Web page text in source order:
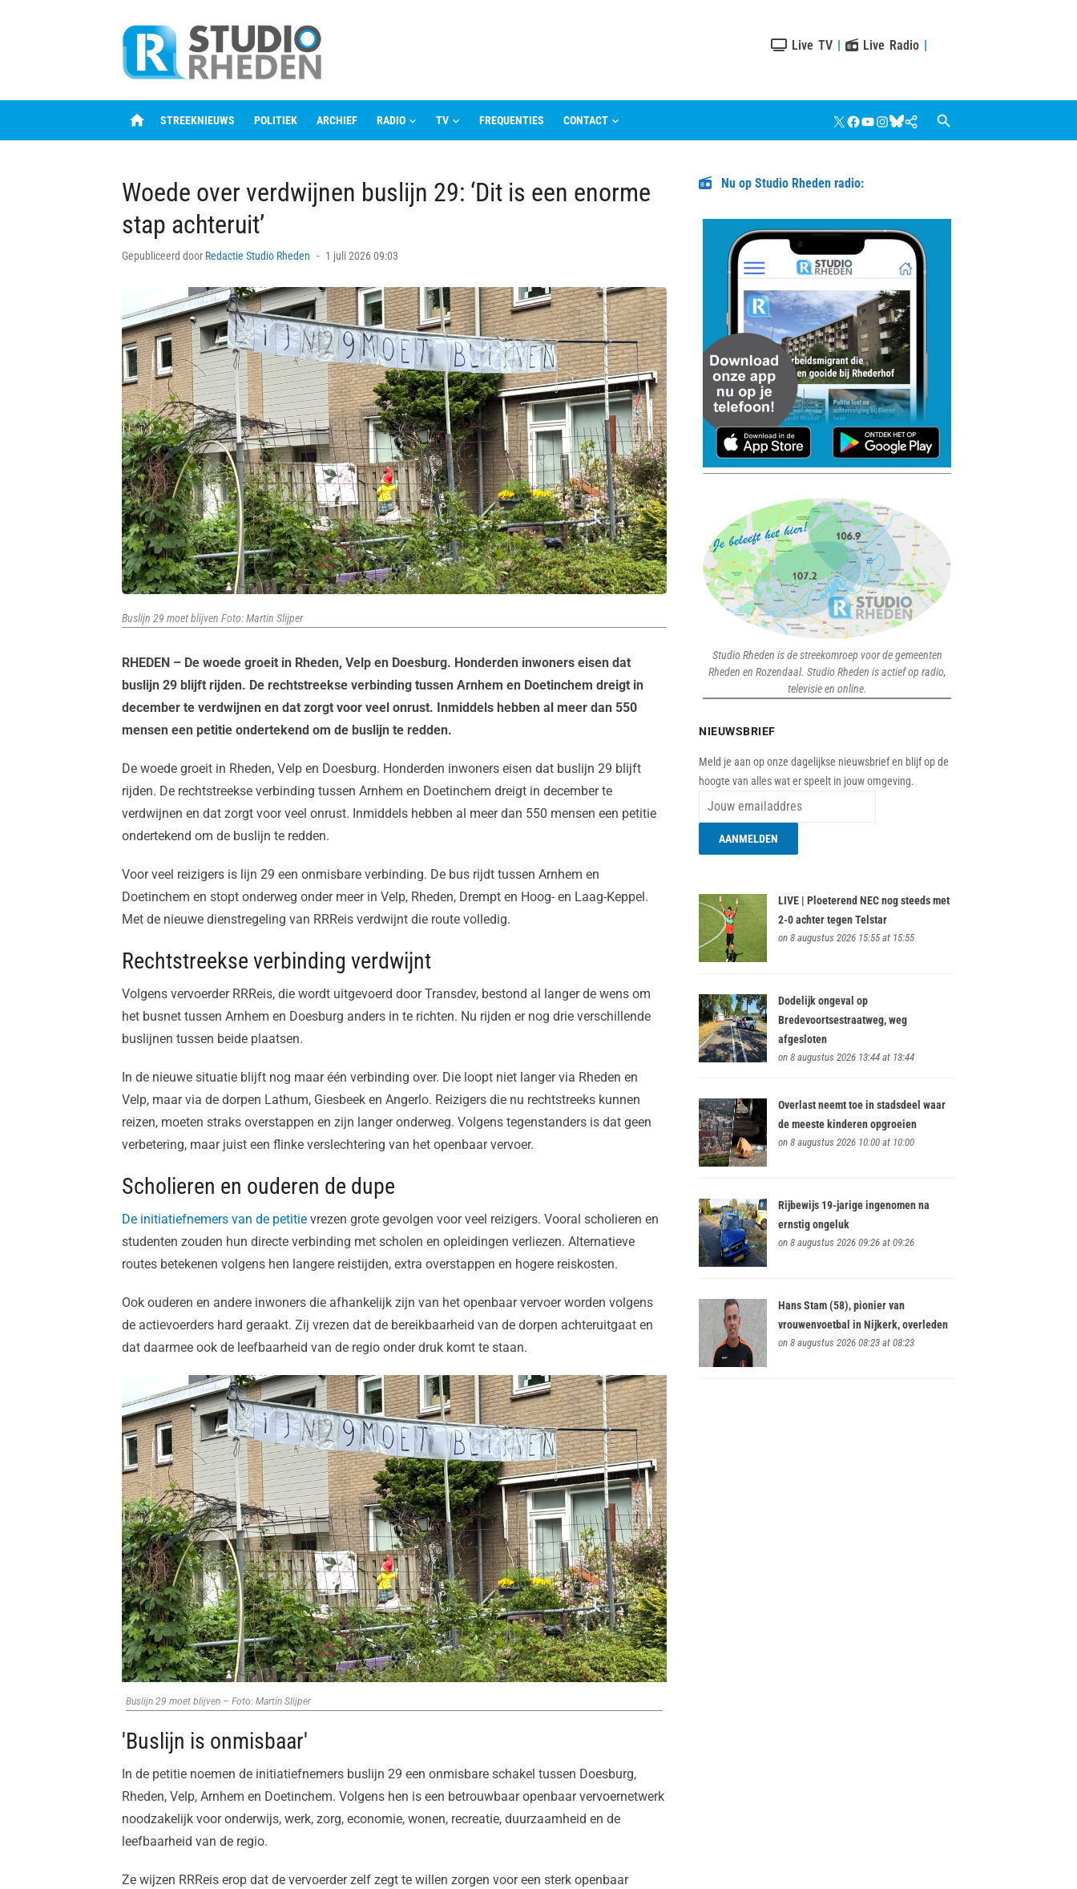
Live TV | Live Radio |
home STREEKNIEUWS POLITIEK ARCHIEF RADIO TV FREQUENTIES CONTACT X Facebook
YouTube
Instagram
Bluesky
Google
Nieuws
Woede over verdwijnen buslijn 29: ‘Dit is een enorme
stap achteruit’
Gepubliceerd door Redactie Studio Rheden
Posted
1 juli 2026 09:03
Buslijn 29 moet blijven Foto: Martin Slijper
RHEDEN – De woede groeit in Rheden, Velp en Doesburg. Honderden inwoners eisen dat
buslijn 29 blijft rijden. De rechtstreekse verbinding tussen Arnhem en Doetinchem dreigt in
december te verdwijnen en dat zorgt voor veel onrust. Inmiddels hebben al meer dan 550
mensen een petitie ondertekend om de buslijn te redden.
De woede groeit in Rheden, Velp en Doesburg. Honderden inwoners eisen dat buslijn 29 blijft
rijden. De rechtstreekse verbinding tussen Arnhem en Doetinchem dreigt in december te
verdwijnen en dat zorgt voor veel onrust. Inmiddels hebben al meer dan 550 mensen een petitie
ondertekend om de buslijn te redden.
Voor veel reizigers is lijn 29 een onmisbare verbinding. De bus rijdt tussen Arnhem en
Doetinchem en stopt onderweg onder meer in Velp, Rheden, Drempt en Hoog- en Laag-Keppel.
Met de nieuwe dienstregeling van RRReis verdwijnt die route volledig.
Rechtstreekse verbinding verdwijnt
Volgens vervoerder RRReis, die wordt uitgevoerd door Transdev, bestond al langer de wens om
het busnet tussen Arnhem en Doesburg anders in te richten. Nu rijden er nog drie verschillende
buslijnen tussen beide plaatsen.
In de nieuwe situatie blijft nog maar één verbinding over. Die loopt niet langer via Rheden en
Velp, maar via de dorpen Lathum, Giesbeek en Angerlo. Reizigers die nu rechtstreeks kunnen
reizen, moeten straks overstappen en zijn langer onderweg. Volgens tegenstanders is dat geen
verbetering, maar juist een flinke verslechtering van het openbaar vervoer.
Scholieren en ouderen de dupe
De initiatiefnemers van de petitie vrezen grote gevolgen voor veel reizigers. Vooral scholieren en
studenten zouden hun directe verbinding met scholen en opleidingen verliezen. Alternatieve
routes betekenen volgens hen langere reistijden, extra overstappen en hogere reiskosten.
Ook ouderen en andere inwoners die afhankelijk zijn van het openbaar vervoer worden volgens
de actievoerders hard geraakt. Zij vrezen dat de bereikbaarheid van de dorpen achteruitgaat en
dat daarmee ook de leefbaarheid van de regio onder druk komt te staan.
Buslijn 29 moet blijven – Foto: Martin Slijper
'Buslijn is onmisbaar'
In de petitie noemen de initiatiefnemers buslijn 29 een onmisbare schakel tussen Doesburg,
Rheden, Velp, Arnhem en Doetinchem. Volgens hen is een betrouwbaar openbaar vervoernetwerk
noodzakelijk voor onderwijs, werk, zorg, economie, wonen, recreatie, duurzaamheid en de
leefbaarheid van de regio.
Ze wijzen RRReis erop dat de vervoerder zelf zegt te willen zorgen voor een sterk openbaar
Nu op Studio Rheden radio:
Studio Rheden is de streekomroep voor de gemeenten
Rheden en Rozendaal. Studio Rheden is actief op radio,
televisie en online.
NIEUWSBRIEF
Meld je aan op onze dagelijkse nieuwsbrief en blijf op de
hoogte van alles wat er speelt in jouw omgeving.
LIVE | Ploeterend NEC nog steeds met
2-0 achter tegen Telstar
on 8 augustus 2026 15:55 at 15:55
Dodelijk ongeval op
Bredevoortsestraatweg, weg
afgesloten
on 8 augustus 2026 13:44 at 13:44
Overlast neemt toe in stadsdeel waar
de meeste kinderen opgroeien
on 8 augustus 2026 10:00 at 10:00
Rijbewijs 19-jarige ingenomen na
ernstig ongeluk
on 8 augustus 2026 09:26 at 09:26
Hans Stam (58), pionier van
vrouwenvoetbal in Nijkerk, overleden
on 8 augustus 2026 08:23 at 08:23